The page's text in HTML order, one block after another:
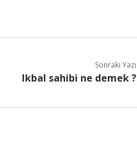
Sonraki Yazı
Ikbal sahibi ne demek ?